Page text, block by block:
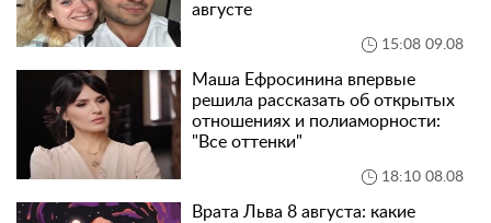
августе
15:08 09.08
Маша Ефросинина впервые
решила рассказать об открытых
отношениях и полиаморности:
"Все оттенки"
18:10 08.08
Врата Льва 8 августа: какие